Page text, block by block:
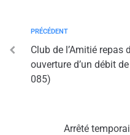
PRÉCÉDENT
Club de l’Amitié
ouverture d’un débit
085)
Arrêté